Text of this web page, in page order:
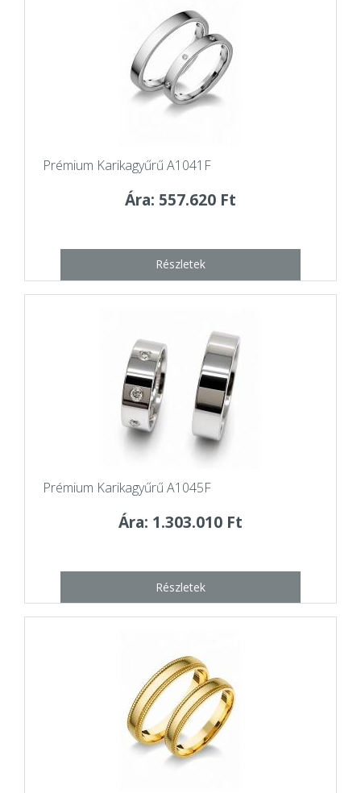
Prémium Karikagyűrű A1041F
Ára: 557.620 Ft
Részletek
Prémium Karikagyűrű A1045F
Ára: 1.303.010 Ft
Részletek